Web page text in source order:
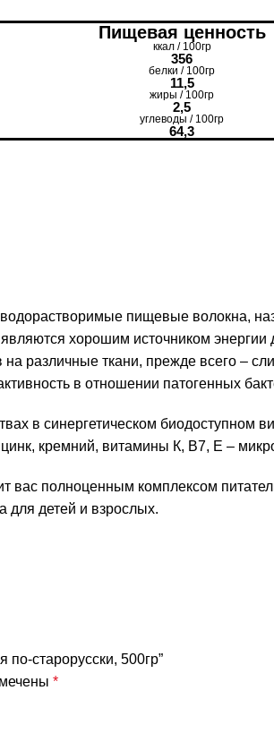
Пищевая ценность
ккал / 100гр
356
белки / 100гр
11,5
жиры / 100гр
2,5
углеводы / 100гр
64,3
пищевые волокна,
являются хорошим источником
различные ткани, прежде всего –
в отношении патогенных
в синергетическом
кремний, витамины К, В7, Е –
вас полноценным комплексом
для детей и взрослых.
старорусски, 500гр”
*